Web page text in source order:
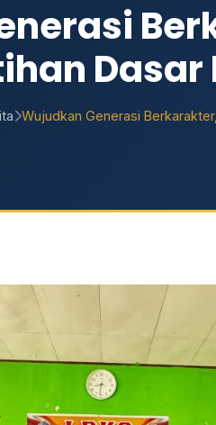
Wujudkan Generasi